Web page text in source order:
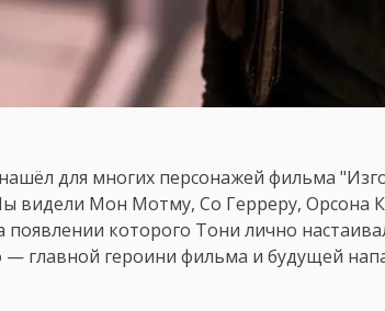
для многих персонажей фильма
видели Мон Мотму, Со Герреру, Орсона
появлении которого Тони лично
главной героини фильма и будущей